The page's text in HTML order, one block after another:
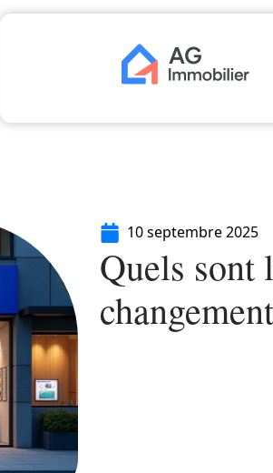
10 septembre 2025
Quels sont